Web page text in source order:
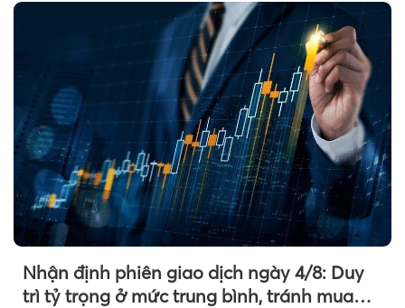
Nhận định phiên giao dịch ngày 4/8: Duy
trì tỷ trọng ở mức trung bình, tránh mua